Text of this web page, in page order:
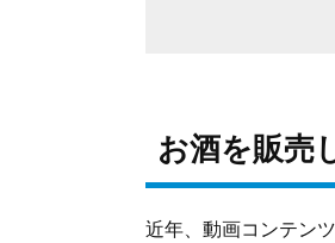
お酒を販売
近年、動画コンテン